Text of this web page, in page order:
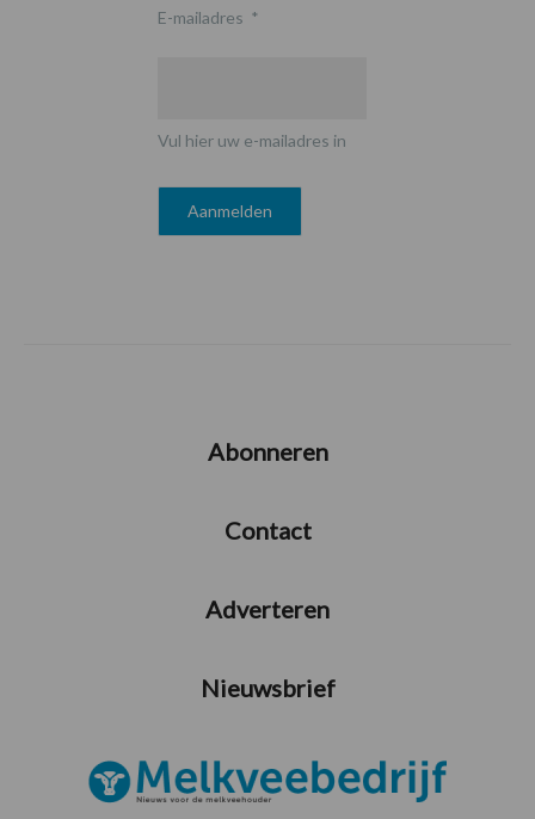
E-mailadres *
Vul hier uw e-mailadres in
Abonneren
Contact
Adverteren
Nieuwsbrief